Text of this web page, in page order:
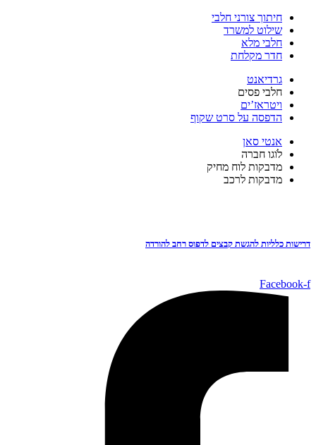
חיתוך צורני חלבי
שילוט למשרד
חלבי מלא
חדר מקלחת
גרדיאנט
חלבי פסים
ויטראז’ים
הדפסה על סרט שקוף
אנטי סאן
לֹוגו חברה
מדבקות לוח מחיק
מדבקות לרכב
דרישות כלליות להגשת קבצים לדפוס רחב להורדה
Facebook-f